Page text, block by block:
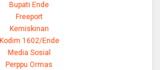
Bupati Ende
Freeport
Kemiskinan
Kodim 1602/Ende
Media Sosial
Perppu Ormas